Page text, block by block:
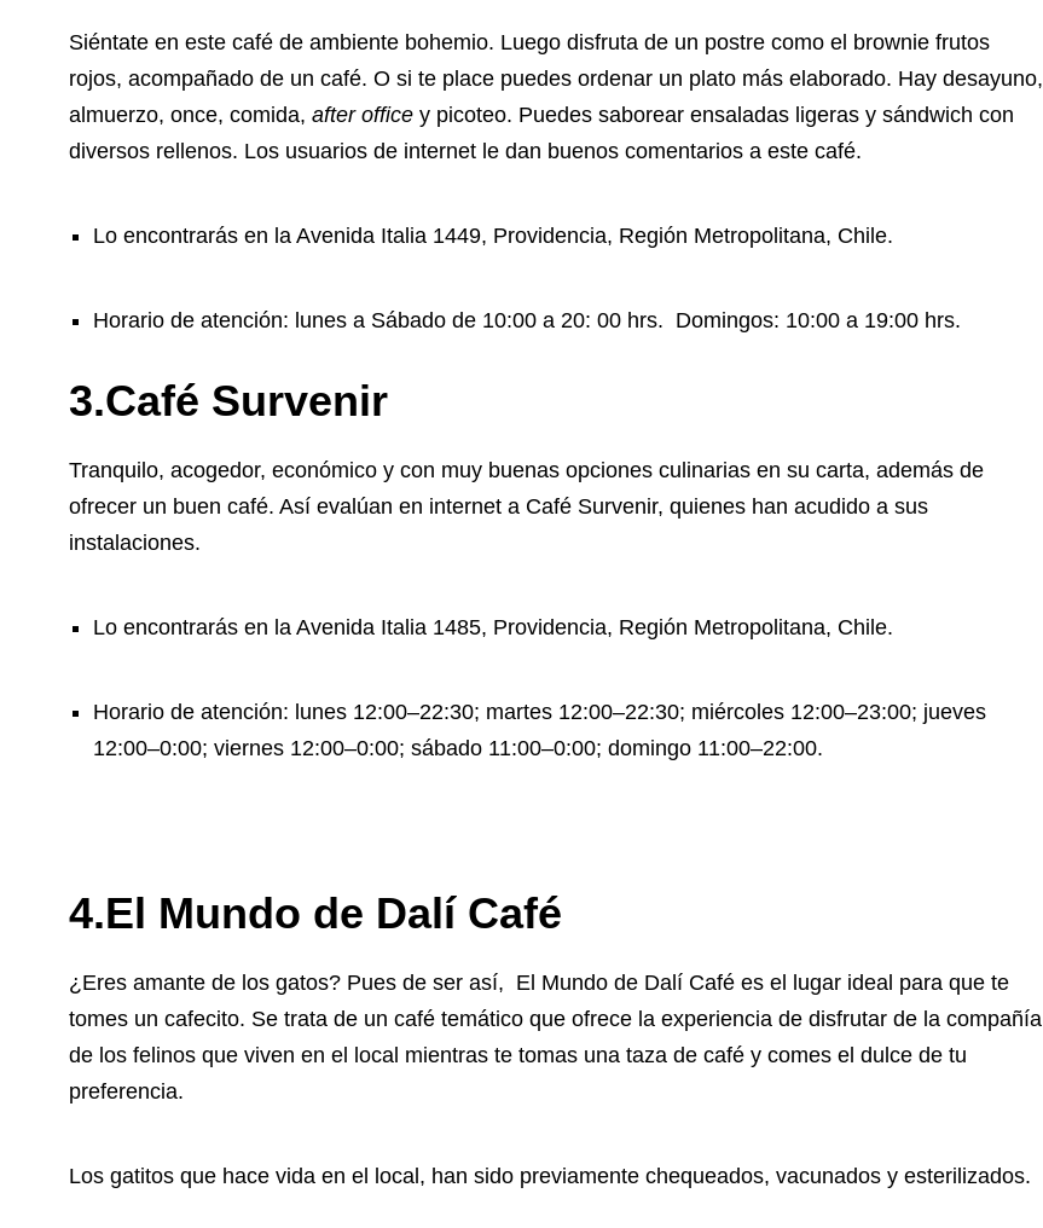
Siéntate en este café de ambiente bohemio. Luego disfruta de un postre como el brownie frutos
rojos, acompañado de un café. O si te place puedes ordenar un plato más elaborado. Hay desayuno,
almuerzo, once, comida, after office y picoteo. Puedes saborear ensaladas ligeras y sándwich con
diversos rellenos. Los usuarios de internet le dan buenos comentarios a este café.
Lo encontrarás en la Avenida Italia 1449, Providencia, Región Metropolitana, Chile.
Horario de atención: lunes a Sábado de 10:00 a 20: 00 hrs. Domingos: 10:00 a 19:00 hrs.
3.Café Survenir
Tranquilo, acogedor, económico y con muy buenas opciones culinarias en su carta, además de
ofrecer un buen café. Así evalúan en internet a Café Survenir, quienes han acudido a sus
instalaciones.
Lo encontrarás en la Avenida Italia 1485, Providencia, Región Metropolitana, Chile.
Horario de atención: lunes 12:00–22:30; martes 12:00–22:30; miércoles 12:00–23:00; jueves
12:00–0:00; viernes 12:00–0:00; sábado 11:00–0:00; domingo 11:00–22:00.
4.El Mundo de Dalí Café
¿Eres amante de los gatos? Pues de ser así, El Mundo de Dalí Café es el lugar ideal para que te
tomes un cafecito. Se trata de un café temático que ofrece la experiencia de disfrutar de la compañía
de los felinos que viven en el local mientras te tomas una taza de café y comes el dulce de tu
preferencia.
Los gatitos que hace vida en el local, han sido previamente chequeados, vacunados y esterilizados.